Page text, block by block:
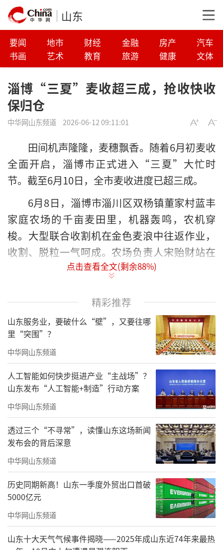
山东
要闻 地市 财经 金融 房产
汽车
书画
艺术 教育 旅游 健康 文体
淄博“三夏”麦收超三成，抢收快收
保归仓
中华网山东频道 2026-06-12 09:11:01
田间机声隆隆，麦穗飘香。随着6月初麦收
全面开启，淄博市正式进入“三夏”大忙时
节。截至6月10日，全市麦收进度已超三成。
6月8日，淄博市淄川区双杨镇董家村蓝丰
家庭农场的千亩麦田里，机器轰鸣，农机穿
梭。大型联合收割机在金色麦浪中往返作业，
收割、脱粒一气呵成。农场负责人宋贻财站在
田埂上，望着红色雷沃谷神收割机稳
粒，脸上满是丰收的喜悦。
“今年我们的机收价是35元一亩，比周边
市场均价低了15%以上。”宋贻财笑着介绍，
得益于国家农机购置补贴政策的支持，农场主
动降低作业收费标准，让利给广大种粮农户。
实惠的价格加上靠谱的作业品质，赢得了周边
村民的广泛认可，不少农户主动打电话预约收
割档期，订单络绎不绝。
循着麦香望去，全市各地夏收工作正有序
铺开。6月9日，桓台县唐山镇薛庙村丰禾家庭
农场的330亩小麦田里，金黄麦浪随风起伏，麦
粒灌浆饱满。种粮大户王得泉蹲在田埂上，捏
起一穗麦子仔细端详，说了声：“熟了。”他
站起身，朝远处整装待发的联合收割机发出指
令：“开镰！”
点击查看全文(剩余88%)
精彩推荐
山东服务业，要破什么“壁”，又要往哪
里“突围”？
中华网山东频道
人工智能如何快步挺进产业“主战场”？
山东发布“人工智能+制造”行动方案
中华网山东频道
透过三个“不寻常”，读懂山东这场新闻
发布会的背后深意
中华网山东频道
历史同期新高！山东一季度外贸出口首破
5000亿元
中华网山东频道
山东十大天气气候事件揭晓——2025年成山东近74年来最热